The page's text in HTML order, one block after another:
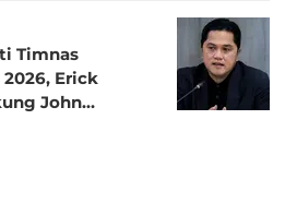
Timnas
Erick
John